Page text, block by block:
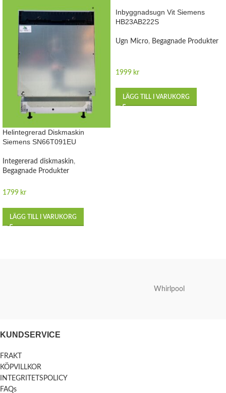
Helintegrerad Diskmaskin
Siemens SN66T091EU
Integererad diskmaskin,
Begagnade Produkter
1799 kr
LÄGG TILL I VARUKORG
Inbyggnadsugn Vit Siemens
HB23AB222S
Ugn Micro, Begagnade Produkter
1999 kr
LÄGG TILL I VARUKORG
Whirlpool
KUNDSERVICE
FRAKT
KÖPVILLKOR
INTEGRITETSPOLICY
FAQs